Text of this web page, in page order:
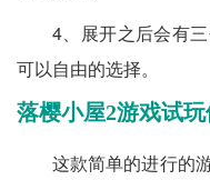
4、展开之后会有
可以自由的选择。
落樱小屋2游戏试
这款简单的进行的